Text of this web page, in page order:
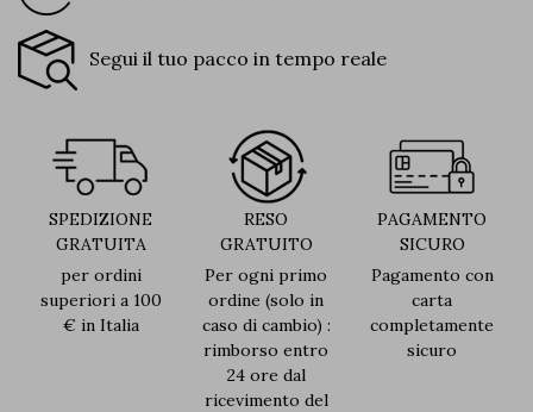
Segui il tuo pacco in tempo reale
SPEDIZIONE
GRATUITA
per ordini
superiori a 100
€ in Italia
RESO
GRATUITO
Per ogni primo
ordine (solo in
caso di cambio) :
rimborso entro
24 ore dal
ricevimento del
PAGAMENTO
SICURO
Pagamento con
carta
completamente
sicuro